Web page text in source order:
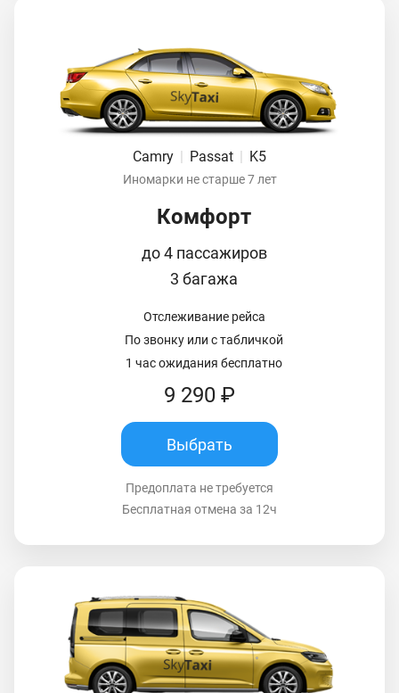
Camry Passat K5
Иномарки не старше 7 лет
Комфорт
до 4 пассажиров
3 багажа
Отслеживание рейса
По звонку или с табличкой
1 час ожидания бесплатно
9 290 ₽
Выбрать
Предоплата не требуется
Бесплатная отмена за 12ч